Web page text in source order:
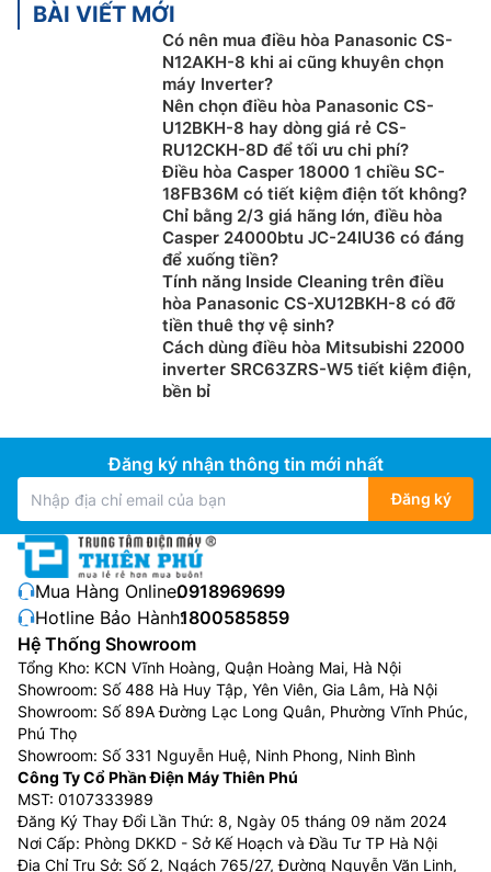
BÀI VIẾT MỚI
Có nên mua điều hòa Panasonic CS-
N12AKH-8 khi ai cũng khuyên chọn
máy Inverter?
Nên chọn điều hòa Panasonic CS-
U12BKH-8 hay dòng giá rẻ CS-
RU12CKH-8D để tối ưu chi phí?
Điều hòa Casper 18000 1 chiều SC-
18FB36M có tiết kiệm điện tốt không?
Chỉ bằng 2/3 giá hãng lớn, điều hòa
Casper 24000btu JC-24IU36 có đáng
để xuống tiền?
Tính năng Inside Cleaning trên điều
hòa Panasonic CS-XU12BKH-8 có đỡ
tiền thuê thợ vệ sinh?
Cách dùng điều hòa Mitsubishi 22000
inverter SRC63ZRS-W5 tiết kiệm điện,
bền bỉ
Đăng ký nhận thông tin mới nhất
Đăng ký
Mua Hàng Online:0918969699
Hotline Bảo Hành:1800585859
Hệ Thống Showroom
Tổng Kho: KCN Vĩnh Hoàng, Quận Hoàng Mai, Hà Nội
Showroom: Số 488 Hà Huy Tập, Yên Viên, Gia Lâm, Hà Nội
Showroom: Số 89A Đường Lạc Long Quân, Phường Vĩnh Phúc,
Phú Thọ
Showroom: Số 331 Nguyễn Huệ, Ninh Phong, Ninh Bình
Công Ty Cổ Phần Điện Máy Thiên Phú
MST: 0107333989
Đăng Ký Thay Đổi Lần Thứ: 8, Ngày 05 tháng 09 năm 2024
Nơi Cấp: Phòng DKKD - Sở Kế Hoạch và Đầu Tư TP Hà Nội
Địa Chỉ Trụ Sở: Số 2, Ngách 765/27, Đường Nguyễn Văn Linh,